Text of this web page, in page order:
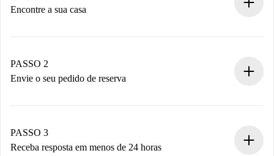
Encontre a sua casa
Você tem todas as informações necessárias
antecipadamente.
PASSO 2
Envie o seu pedido de reserva
Não cobramos nada até que o proprietário confirme.
PASSO 3
Receba resposta em menos de 24 horas